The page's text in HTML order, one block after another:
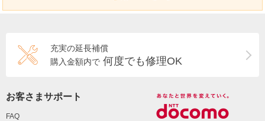
充実の延長補償
購入金額内で 何度でも修理OK
お客さまサポート
FAQ